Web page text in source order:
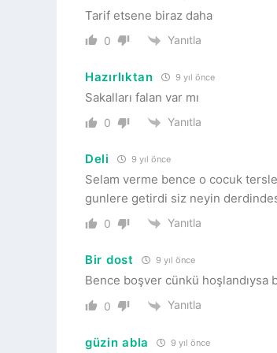
Tarif etsene biraz daha
0 Yanıtla
Hazırlıktan 9 yıl önce
Sakalları falan var mı
0 Yanıtla
Deli 9 yıl önce
Selam verme bence o cocuk
gunlere getirdi siz neyin
0 Yanıtla
Bir dost 9 yıl önce
Bence boşver cünkü hoşlandıysa
0 Yanıtla
güzin abla 9 yıl önce